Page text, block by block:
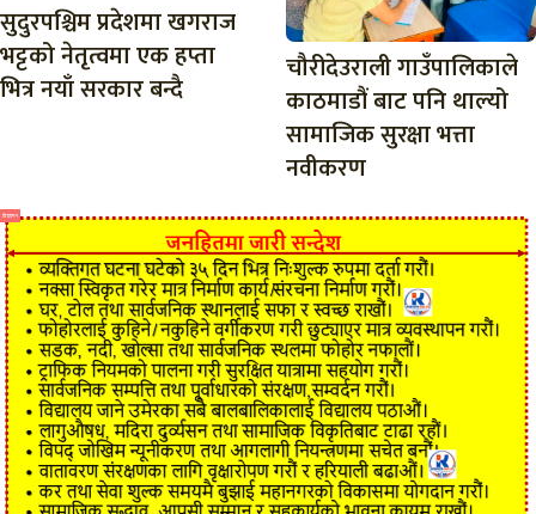
सुदुरपश्चिम प्रदेशमा खगराज
भट्टको नेतृत्वमा एक हप्ता
भित्र नयाँ सरकार बन्दै
चौरीदेउराली गाउँपालिकाले
काठमाडौं बाट पनि थाल्यो
सामाजिक सुरक्षा भत्ता
नवीकरण
विज्ञापन